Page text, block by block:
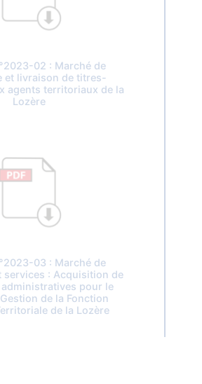
02 : Marché de
et livraison de titres-
agents territoriaux de la
Lozère
03 : Marché de
: Acquisition de
pour le
de la Fonction
de la Lozère